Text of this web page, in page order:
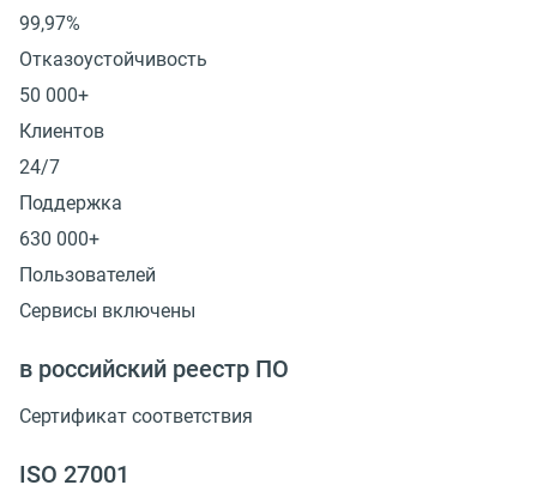
99,97%
Отказоустойчивость
50 000+
Клиентов
24/7
Поддержка
630 000+
Пользователей
Сервисы включены
в российский реестр ПО
Сертификат соответствия
ISO 27001